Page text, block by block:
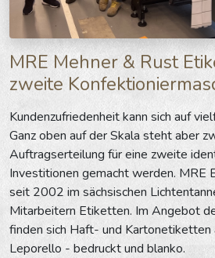
MRE Mehner & Rust
zweite
Kundenzufriedenheit kann sich auf
Ganz oben auf der Skala steht aber
Auftragserteilung für eine zweite
Investitionen gemacht werden. MRE
seit 2002 im sächsischen
Mitarbeitern Etiketten. Im Angebot
finden sich Haft- und
Leporello - bedruckt und blanko.